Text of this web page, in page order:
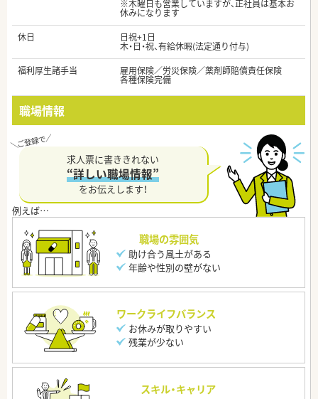
※木曜日も営業していますが、正社員は基本お
休みになります
休日
日祝+1日
木・日・祝、有給休暇(法定通り付与)
福利厚生諸手当
雇用保険／労災保険／薬剤師賠償責任保険
各種保険完備
職場情報
求人票に書ききれない
“詳しい職場情報”
をお伝えします！
職場の雰囲気
助け合う風土がある
年齢や性別の壁がない
ワークライフバランス
お休みが取りやすい
残業が少ない
スキル・キャリア